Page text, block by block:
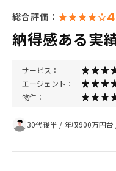
総合評価：
納得感ある実
サービス：
エージェント：
物件：
30代後半 / 年収900万円台